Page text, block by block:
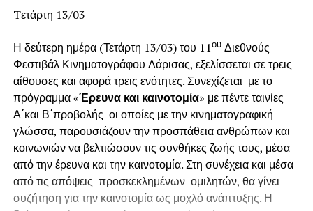
Tετάρτη 13/03
Η δεύτερη ημέρα (Τετάρτη 13/03) του 11ουΔιεθνούς
Φεστιβάλ Κινηματογράφου Λάρισας, εξελίσσεται σε τρεις
αίθουσες και αφορά τρεις ενότητες. Συνεχίζεται με το
πρόγραμμα «Έρευνα και καινοτομία» με πέντε ταινίες
Α΄και Β΄προβολής οι οποίες με την κινηματογραφική
γλώσσα, παρουσιάζουν την προσπάθεια ανθρώπων και
κοινωνιών να βελτιώσουν τις συνθήκες ζωής τους, μέσα
από την έρευνα και την καινοτομία. Στη συνέχεια και μέσα
από τις απόψεις προσκεκλημένων ομιλητών, θα γίνει
συζήτηση για την καινοτομία ως μοχλό ανάπτυξης. Η